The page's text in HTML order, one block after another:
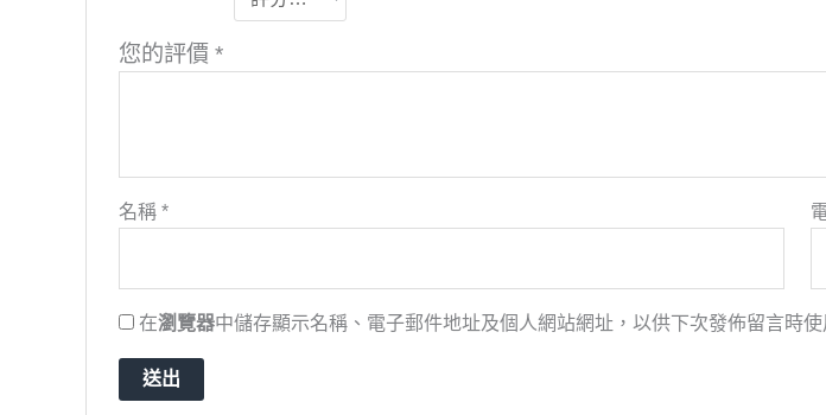
您的評價 *
名稱 *
在瀏覽器中儲存顯示名稱、電子郵件地址及個人網站網址，以供下次發佈留言時使